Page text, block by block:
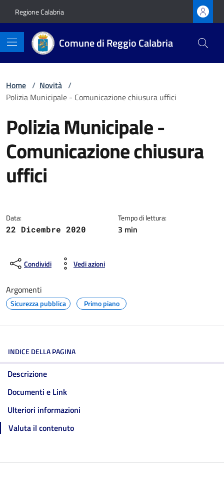
Regione Calabria
Comune di Reggio Calabria
Home / Novità /
Polizia Municipale - Comunicazione chiusura uffici
Polizia Municipale -
Comunicazione chiusura
uffici
Data:
22 Dicembre 2020
Tempo di lettura:
3 min
Condividi Vedi azioni
Argomenti
Sicurezza pubblica Primo piano
INDICE DELLA PAGINA
Descrizione
Documenti e Link
Ulteriori informazioni
Valuta il contenuto